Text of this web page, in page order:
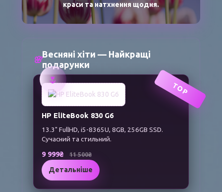
краси та натхнення щодня.
🌸
Весняні хіти — Найкращі
подарунки
🌷
TOP
HP EliteBook 830 G6
13.3" FullHD, i5-8365U, 8GB, 256GB SSD.
Сучасний та стильний.
9 999₴ 11 500₴
Детальніше